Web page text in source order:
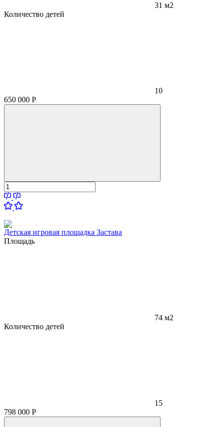
31 м2
Количество детей
10
650 000 Р
Детская игровая площадка Застава
Площадь
74 м2
Количество детей
15
798 000 Р